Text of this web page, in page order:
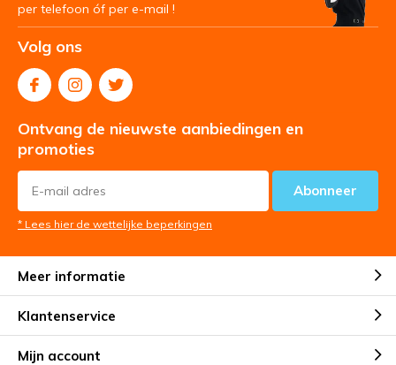
per telefoon óf per e-mail !
Volg ons
Ontvang de nieuwste aanbiedingen en
promoties
Abonneer
* Lees hier de wettelijke beperkingen
Meer informatie
Klantenservice
Mijn account